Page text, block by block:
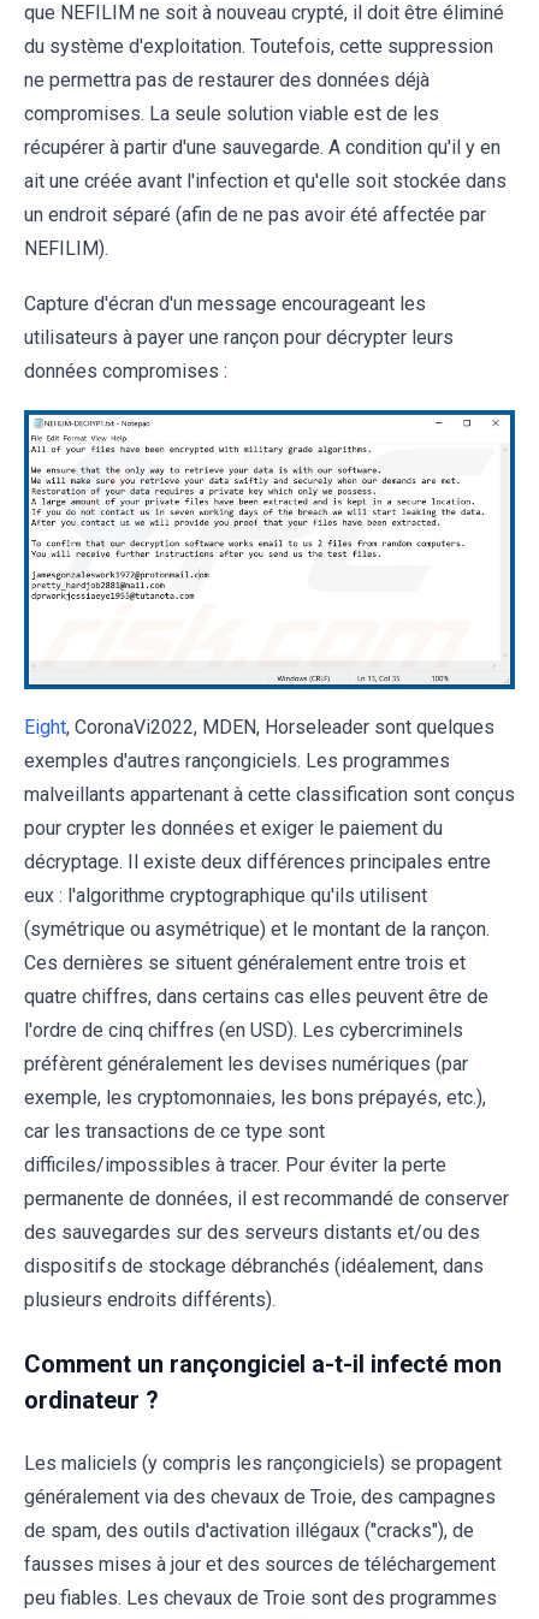
que NEFILIM ne soit à nouveau crypté, il doit être éliminé
du système d'exploitation. Toutefois, cette suppression
ne permettra pas de restaurer des données déjà
compromises. La seule solution viable est de les
récupérer à partir d'une sauvegarde. A condition qu'il y en
ait une créée avant l'infection et qu'elle soit stockée dans
un endroit séparé (afin de ne pas avoir été affectée par
NEFILIM).
Capture d'écran d'un message encourageant les
utilisateurs à payer une rançon pour décrypter leurs
données compromises :
Eight, CoronaVi2022, MDEN, Horseleader sont quelques
exemples d'autres rançongiciels. Les programmes
malveillants appartenant à cette classification sont conçus
pour crypter les données et exiger le paiement du
décryptage. Il existe deux différences principales entre
eux : l'algorithme cryptographique qu'ils utilisent
(symétrique ou asymétrique) et le montant de la rançon.
Ces dernières se situent généralement entre trois et
quatre chiffres, dans certains cas elles peuvent être de
l'ordre de cinq chiffres (en USD). Les cybercriminels
préfèrent généralement les devises numériques (par
exemple, les cryptomonnaies, les bons prépayés, etc.),
car les transactions de ce type sont
difficiles/impossibles à tracer. Pour éviter la perte
permanente de données, il est recommandé de conserver
des sauvegardes sur des serveurs distants et/ou des
dispositifs de stockage débranchés (idéalement, dans
plusieurs endroits différents).
Comment un rançongiciel a-t-il infecté mon
ordinateur ?
Les maliciels (y compris les rançongiciels) se propagent
généralement via des chevaux de Troie, des campagnes
de spam, des outils d'activation illégaux ("cracks"), de
fausses mises à jour et des sources de téléchargement
peu fiables. Les chevaux de Troie sont des programmes